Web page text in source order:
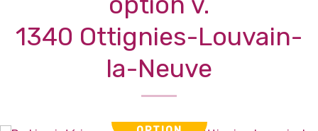
1340 Ottignies-Louvain-
la-Neuve